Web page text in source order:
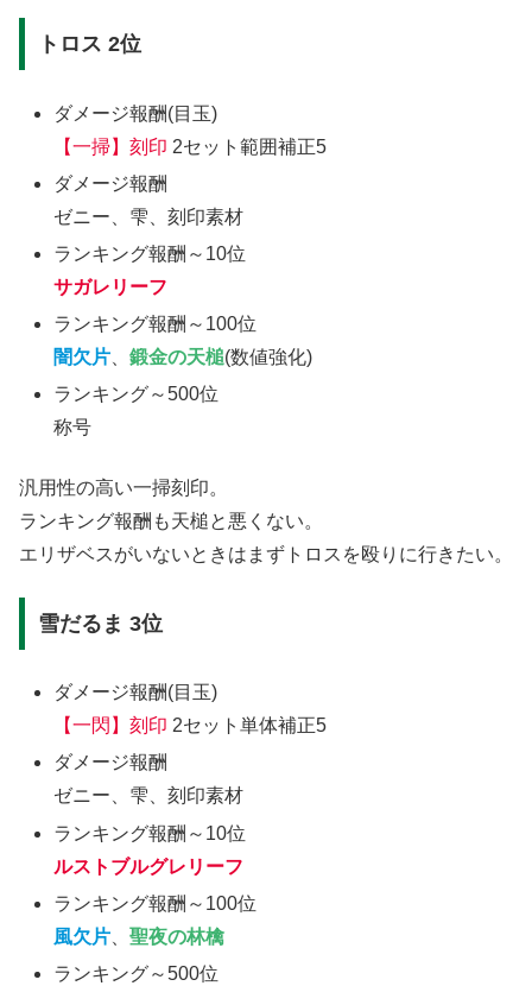
トロス 2位
ダメージ報酬(目玉)
【一掃】刻印 2セット範囲補正5
ダメージ報酬
ゼニー、雫、刻印素材
ランキング報酬～10位
サガレリーフ
ランキング報酬～100位
闇欠片 、鍛金の天槌(数値強化)
ランキング～500位
称号
汎用性の高い一掃刻印。
ランキング報酬も天槌と悪くない。
エリザベスがいないときはまずトロスを殴りに行きたい。
雪だるま 3位
ダメージ報酬(目玉)
【一閃】刻印 2セット単体補正5
ダメージ報酬
ゼニー、雫、刻印素材
ランキング報酬～10位
ルストブルグレリーフ
ランキング報酬～100位
風欠片 、聖夜の林檎
ランキング～500位